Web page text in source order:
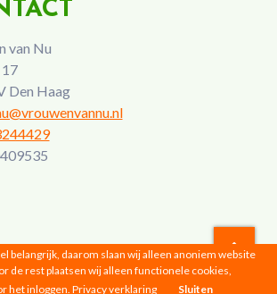
van Nu
Den Haag
Nu © 2026 |Privacyverklaring
belangrijk, daarom slaan wij alleen anoniem website
de rest plaatsen wij alleen functionele cookies,
het inloggen. Privacy verklaring Sluiten